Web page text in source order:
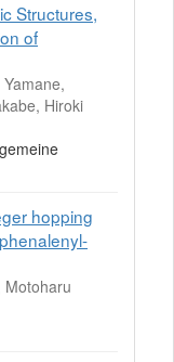
Structures,
of
Hiroki
hopping
Motoharu